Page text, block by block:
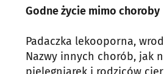
Godne życie mimo choroby
Padaczka lekooporna,
Nazwy innych chorób, jak